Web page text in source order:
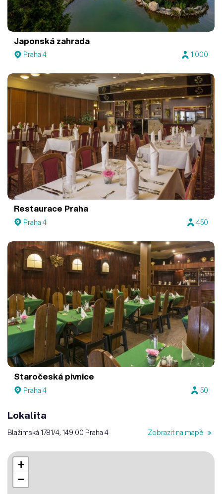
Japonská zahrada
Praha 4 1 000
Restaurace Praha
Praha 4 450
Staročeská pivnice
Praha 4 50
Lokalita
Blažimská 1781/4, 149 00 Praha 4 Zobrazit na mapě
+
−